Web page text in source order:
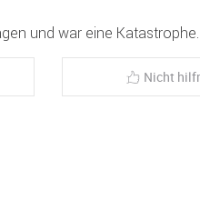
und war eine Katastrophe.
Nicht